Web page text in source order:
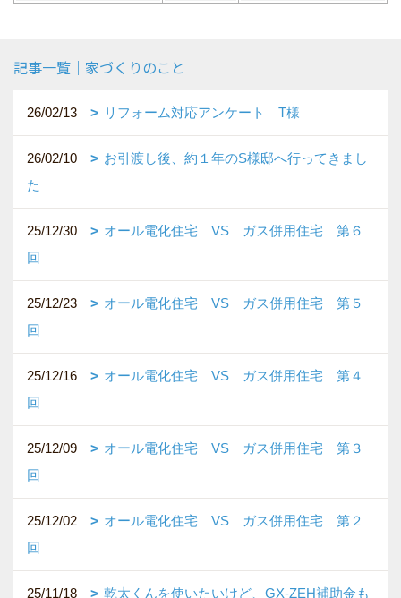
記事一覧｜家づくりのこと
26/02/13 リフォーム対応アンケート T様
26/02/10
お引渡し後、約１年のS様邸へ行ってきまし
た
25/12/30
オール電化住宅 VS ガス併用住宅 第６
回
25/12/23
オール電化住宅 VS ガス併用住宅 第５
回
25/12/16
オール電化住宅 VS ガス併用住宅 第４
回
25/12/09
オール電化住宅 VS ガス併用住宅 第３
回
25/12/02
オール電化住宅 VS ガス併用住宅 第２
回
25/11/18
乾太くんを使いたいけど、GX-ZEH補助金も